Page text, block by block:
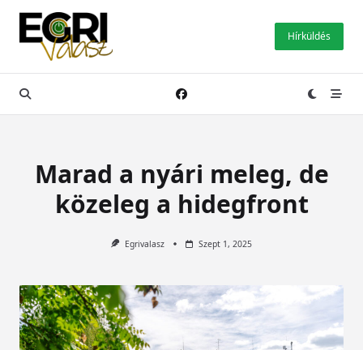
Skip
content
Hírküldés
Marad a nyári meleg, de
közeleg a hidegfront
Egrivalasz Szept 1, 2025